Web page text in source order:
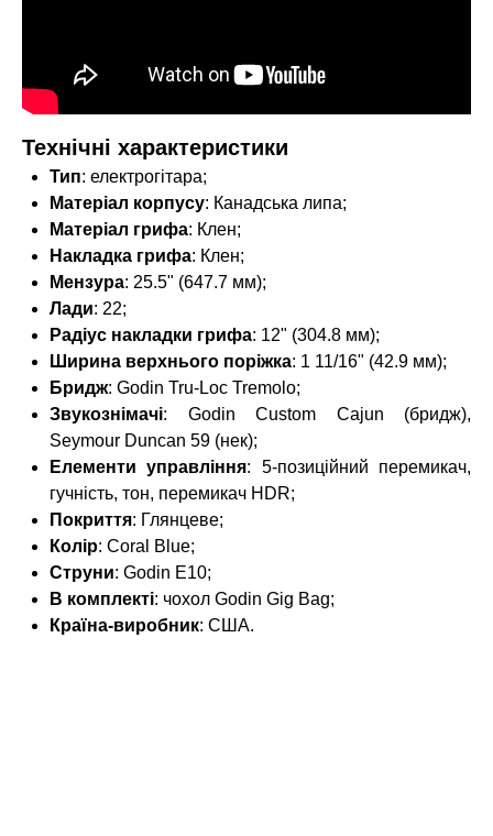
Технічні характеристики
Тип: електрогітара;
Матеріал корпусу: Канадська липа;
Матеріал грифа: Клен;
Накладка грифа: Клен;
Мензура: 25.5" (647.7 мм);
Лади: 22;
Радіус накладки грифа: 12" (304.8 мм);
Ширина верхнього поріжка: 1 11/16" (42.9 мм);
Бридж: Godin Tru-Loc Tremolo;
Звукознімачі: Godin Custom Cajun (бридж),
Seymour Duncan 59 (нек);
Елементи управління: 5-позиційний перемикач,
гучність, тон, перемикач HDR;
Покриття: Глянцеве;
Колір: Coral Blue;
Струни: Godin E10;
В комплекті: чохол Godin Gig Bag;
Країна-виробник: США.